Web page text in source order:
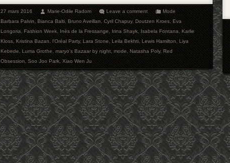
27 mars 2016 Marie-Odile Radom Leave a comment
Mode
Barbara Palvin,Bianca Balti,Bruno Aveillan,Cyril Chapuy,Doutzen Kroes,Eva
Longoria,Fashion Week,Inès de la Fressange,Irina Shayk,Isabela Fontana,Karlie
Kloss,Kristina Bazan,l'Oréal Party,Lara Stone,Leila Bekhti,Lewis Hamilton,Liya
Kebede,Luma Grothe,maryo's Bazaar by night,mode,Natasha Poly,Red
Obsession,Soo Joo Park,Xiao Wen Ju